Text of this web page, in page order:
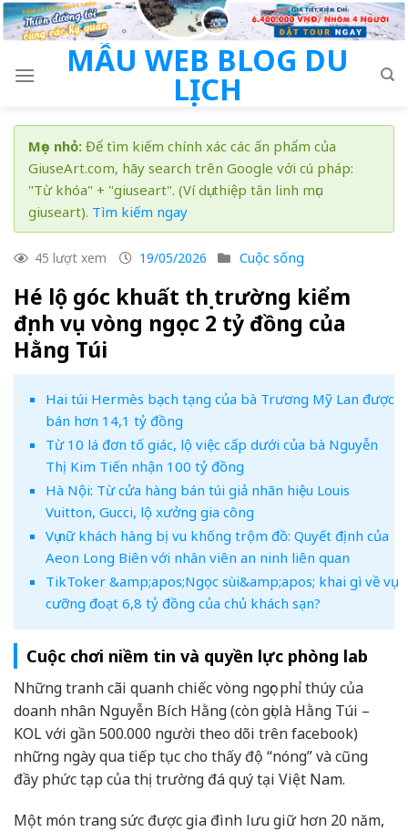
Skip
to
MẪU WEB BLOG DU
LỊCH
Mẹo nhỏ: Để tìm kiếm chính xác các ấn phẩm của
GiuseArt.com, hãy search trên Google với cú pháp:
"Từ khóa" + "giuseart". (Ví dụ: thiệp tân linh mục
giuseart). Tìm kiếm ngay
45 lượt xem 19/05/2026 Cuộc sống
Hé lộ góc khuất thị trường kiểm
định vụ vòng ngọc 2 tỷ đồng của
Hằng Túi
Hai túi Hermès bạch tạng của bà Trương Mỹ Lan được
bán hơn 14,1 tỷ đồng
Từ 10 lá đơn tố giác, lộ việc cấp dưới của bà Nguyễn
Thị Kim Tiến nhận 100 tỷ đồng
Hà Nội: Từ cửa hàng bán túi giả nhãn hiệu Louis
Vuitton, Gucci, lộ xưởng gia công
Vụ nữ khách hàng bị vu khống trộm đồ: Quyết định của
Aeon Long Biên với nhân viên an ninh liên quan
TikToker &amp;apos;Ngọc sùi&amp;apos; khai gì về vụ
cưỡng đoạt 6,8 tỷ đồng của chủ khách sạn?
Cuộc chơi niềm tin và quyền lực phòng lab
Những tranh cãi quanh chiếc vòng ngọc phỉ thúy của
doanh nhân Nguyễn Bích Hằng (còn gọi là Hằng Túi –
KOL với gần 500.000 người theo dõi trên facebook)
những ngày qua tiếp tục cho thấy độ “nóng” và cũng
đầy phức tạp của thị trường đá quý tại Việt Nam.
Một món trang sức được gia đình lưu giữ hơn 20 năm,